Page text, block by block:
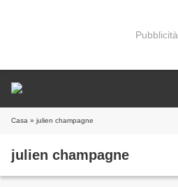
Pubblicità
Casa » julien champagne
julien champagne